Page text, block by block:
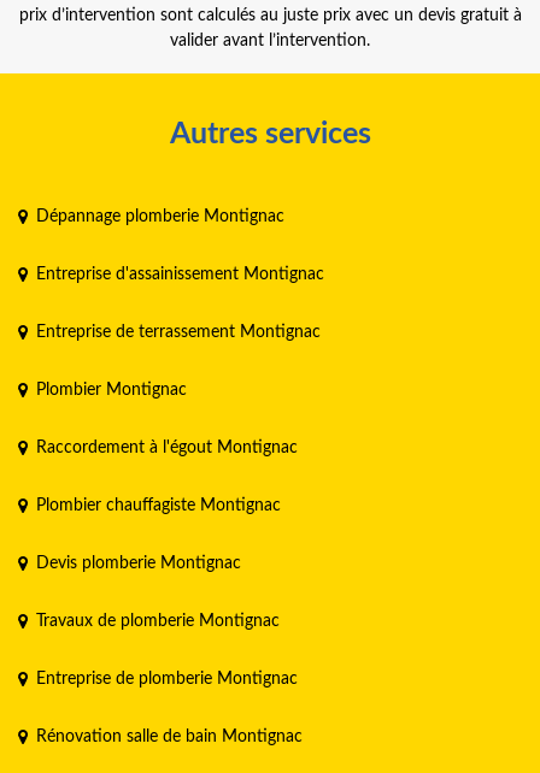
prix d’intervention sont calculés au juste prix avec un devis gratuit à
valider avant l’intervention.
Autres services
Dépannage plomberie Montignac
Entreprise d'assainissement Montignac
Entreprise de terrassement Montignac
Plombier Montignac
Raccordement à l'égout Montignac
Plombier chauffagiste Montignac
Devis plomberie Montignac
Travaux de plomberie Montignac
Entreprise de plomberie Montignac
Rénovation salle de bain Montignac